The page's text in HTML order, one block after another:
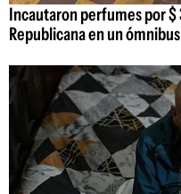
Incautaron perfumes por $
Republicana en un